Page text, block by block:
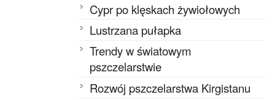
Cypr po klęskach żywiołowych
Lustrzana pułapka
Trendy w światowym
pszczelarstwie
Rozwój pszczelarstwa Kirgistanu